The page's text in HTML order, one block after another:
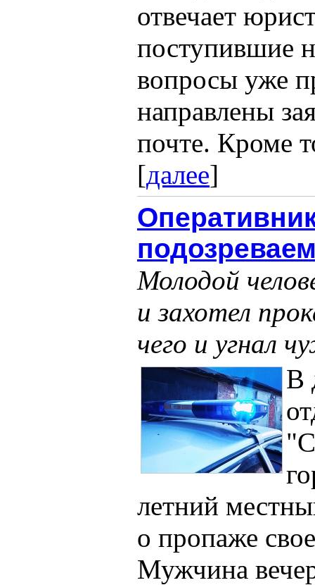
отвечает
поступившие
вопросы уже
направлены
почте. Кроме
[далее]
Молодой
и захотел
чего и угнал
В
летний
о пропаже
Мужчина